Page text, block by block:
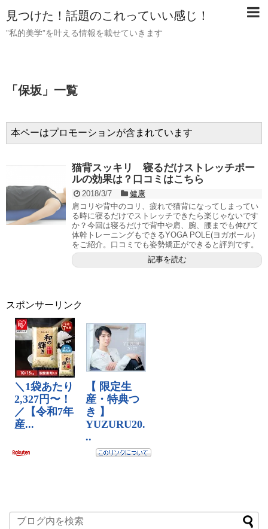
見つけた！話題のこれっていい感じ！
”私的美学”を叶える情報を載せていきます
「 保坂 」 一覧
本ペーはプロモーションが含まれています
猫背スッキリ 寝るだけストレッチポー
ルの効果は？口コミはこちら
2018/3/7
健康
肩コリや背中のコリ、疲れで猫背になってしまってい
る時に寝るだけでストレッチできたら楽じゃないです
か？今回は寝るだけで背中や肩、腕、腰までも伸びて
体幹トレーニングもできるYOGA POLE(ヨガポール）
をご紹介。口コミでも姿勢矯正ができると評判です。
記事を読む
スポンサーリンク